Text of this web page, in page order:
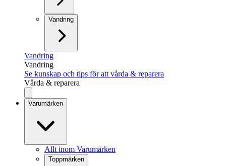
Vandring
Vandring
Vandring
Se kunskap och tips för att vårda & reparera
Vårda & reparera
Varumärken
Allt inom Varumärken
Toppmärken